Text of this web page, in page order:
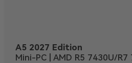
A5 2027 Edition
Mini-PC | AMD R5 7430U/R7